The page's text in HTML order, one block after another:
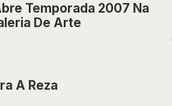
Temporada 2007 Na
De Arte
A Reza